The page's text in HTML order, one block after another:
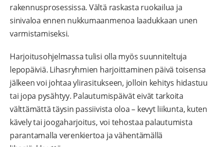
rakennusprosessissa. Vältä raskasta ruokailua ja
sinivaloa ennen nukkumaanmenoa laadukkaan unen
varmistamiseksi.
Harjoitusohjelmassa tulisi olla myös suunniteltuja
lepopäiviä. Lihasryhmien harjoittaminen päivä toisensa
jälkeen voi johtaa ylirasitukseen, jolloin kehitys hidastuu
tai jopa pysähtyy. Palautumispäivät eivät tarkoita
välttämättä täysin passiivista oloa – kevyt liikunta, kuten
kävely tai joogaharjoitus, voi tehostaa palautumista
parantamalla verenkiertoa ja vähentämällä